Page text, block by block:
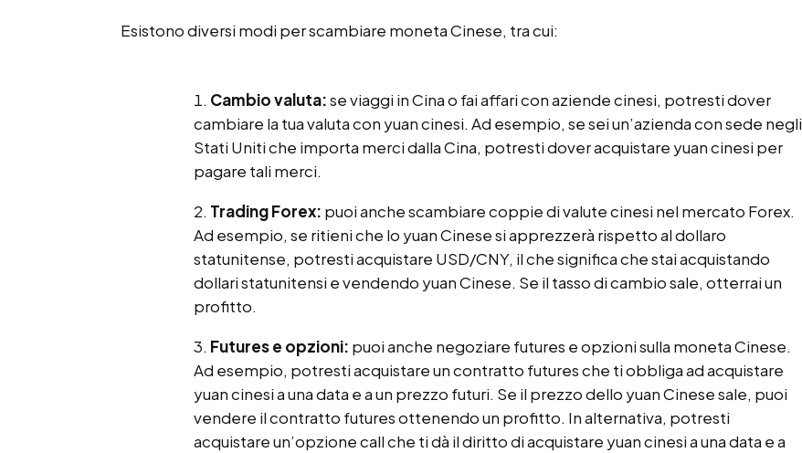
Esistono diversi modi per scambiare moneta Cinese, tra cui:
Cambio valuta:se viaggi in Cina o fai affari con aziende cinesi, potresti dover
cambiare la tua valuta con yuan cinesi. Ad esempio, se sei un’azienda con sede negli
Stati Uniti che importa merci dalla Cina, potresti dover acquistare yuan cinesi per
pagare tali merci.
Trading Forex: puoi anche scambiare coppie di valute cinesi nel mercato Forex.
Ad esempio, se ritieni che lo yuan Cinese si apprezzerà rispetto al dollaro
statunitense, potresti acquistare USD/CNY, il che significa che stai acquistando
dollari statunitensi e vendendo yuan Cinese. Se il tasso di cambio sale, otterrai un
profitto.
Futures e opzioni: puoi anche negoziare futures e opzioni sulla moneta Cinese.
Ad esempio, potresti acquistare un contratto futures che ti obbliga ad acquistare
yuan cinesi a una data e a un prezzo futuri. Se il prezzo dello yuan Cinese sale, puoi
vendere il contratto futures ottenendo un profitto. In alternativa, potresti
acquistare un’opzione call che ti dà il diritto di acquistare yuan cinesi a una data e a